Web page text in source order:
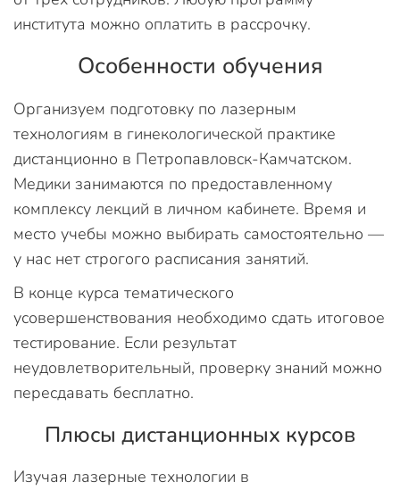
института можно оплатить в рассрочку.
Особенности обучения
Организуем подготовку по лазерным
технологиям в гинекологической практике
дистанционно в Петропавловск-Камчатском.
Медики занимаются по предоставленному
комплексу лекций в личном кабинете. Время и
место учебы можно выбирать самостоятельно —
у нас нет строгого расписания занятий.
В конце курса тематического
усовершенствования необходимо сдать итоговое
тестирование. Если результат
неудовлетворительный, проверку знаний можно
пересдавать бесплатно.
Плюсы дистанционных курсов
Изучая лазерные технологии в